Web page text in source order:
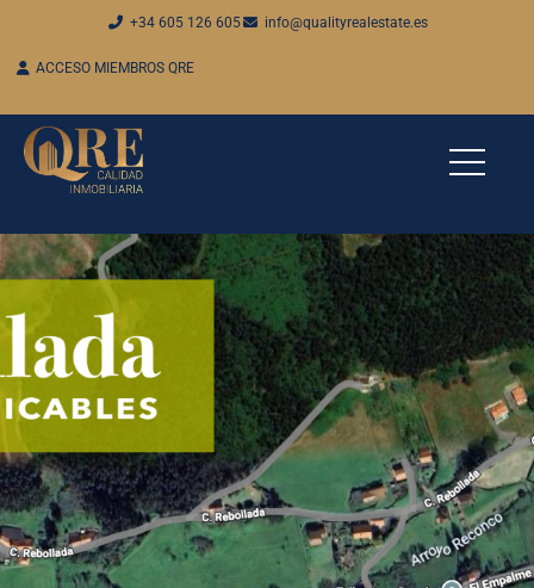
+34 605 126 605 info@qualityrealestate.es
ACCESO MIEMBROS QRE